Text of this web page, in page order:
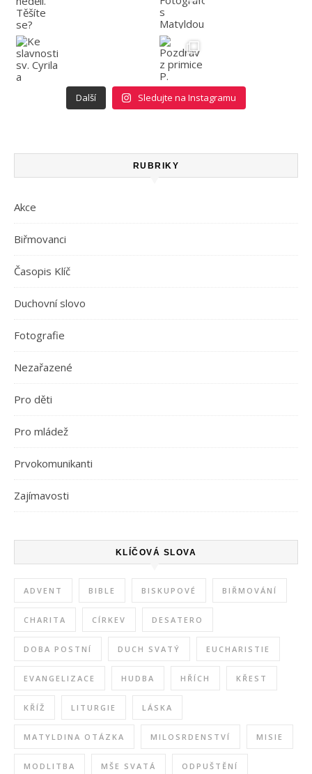
Další Sledujte na Instagramu
RUBRIKY
Akce
Biřmovanci
Časopis Klíč
Duchovní slovo
Fotografie
Nezařazené
Pro děti
Pro mládež
Prvokomunikanti
Zajímavosti
KLÍČOVÁ SLOVA
ADVENT BIBLE BISKUPOVÉ BIŘMOVÁNÍ
CHARITA CÍRKEV DESATERO
DOBA POSTNÍ DUCH SVATÝ EUCHARISTIE
EVANGELIZACE HUDBA HŘÍCH KŘEST
KŘÍŽ LITURGIE LÁSKA
MATYLDINA OTÁZKA MILOSRDENSTVÍ MISIE
MODLITBA MŠE SVATÁ ODPUŠTĚNÍ